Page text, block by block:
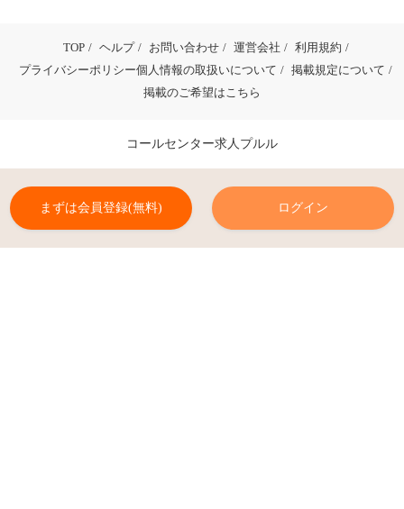
TOP ヘルプ お問い合わせ 運営会社
利用規約
プライバシーポリシー個人情報の取扱いについて
掲載規定について
掲載のご希望はこちら
コールセンター求人プルル
まずは会員登録(無料) ログイン